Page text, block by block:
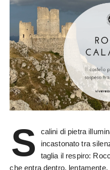
S
calini di pietra
incastonato tra
taglia il respiro:
che entra dentro,